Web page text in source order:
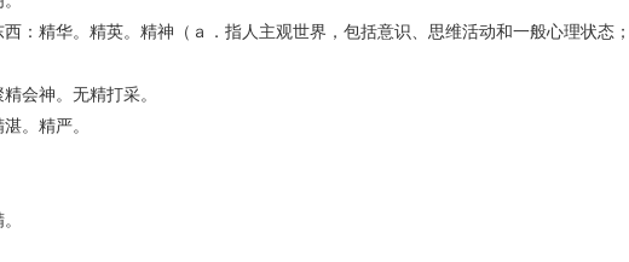
西：精华。精英。精神（ａ．指人主观世界，包括意识、思维活动和一般心理状态
会神。无精打采。
。精严。